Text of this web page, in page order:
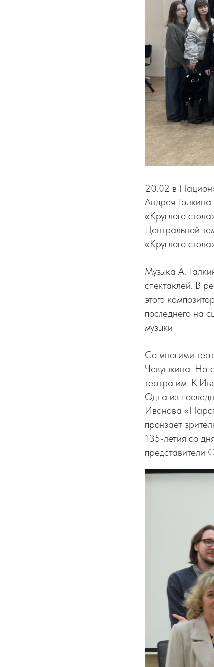
20.02 в
Андрея
«Круглого
Центральной
«Круглого
Музыка А.
спектаклей. В
этого
последнего на
музыки
Со многими
Чекушкина. На
театра им.
Одна из
Иванова
пронзает
135-летия со
представители